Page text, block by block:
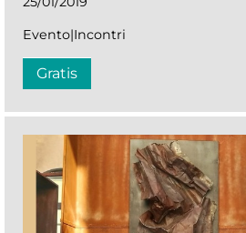
Evento|Incontri
Gratis